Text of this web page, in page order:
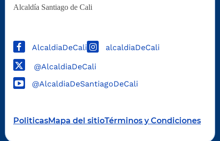
Alcaldía Santiago de Cali
AlcaldiaDeCali alcaldiaDeCali
@AlcaldiaDeCali
@AlcaldiaDeSantiagoDeCali
PoliticasMapa del sitioTérminos y Condiciones